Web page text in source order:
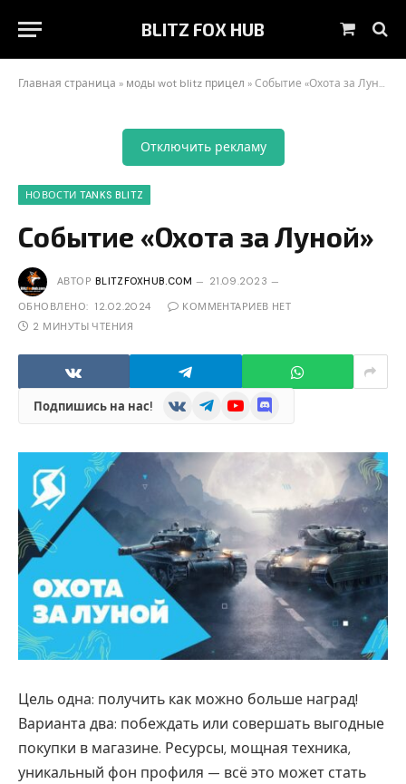
BLITZ FOX HUB Корзина
Главная страница » моды wot blitz прицел »Событие «Охота за Луной»
Отключить рекламу
НОВОСТИ TANKS BLITZ
Событие «Охота за Луной»
АВТОР BLITZFOXHUB.COM 21.09.2023
ОБНОВЛЕНО: 12.02.2024
КОММЕНТАРИЕВ НЕТ
2 МИНУТЫ ЧТЕНИЯ
Подпишись на нас! VKontakteTelegramYouTubeDiscord
Цель одна: получить как можно больше наград!
Варианта два: побеждать или совершать выгодные
покупки в магазине. Ресурсы, мощная техника,
уникальный фон профиля — всё это может стать